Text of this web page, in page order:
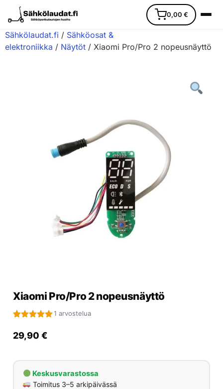
0,00 €
Varaa huolto
Sähkölaudat.fi / Sähköosat &
elektroniikka / Näytöt / Xiaomi Pro/Pro 2 nopeusnäyttö
Xiaomi Pro/Pro 2 nopeusnäyttö
5:stä
perustuen
1 arvostelua
29,90 €
Keskusvarastossa
Toimitus 3–5 arkipäivässä